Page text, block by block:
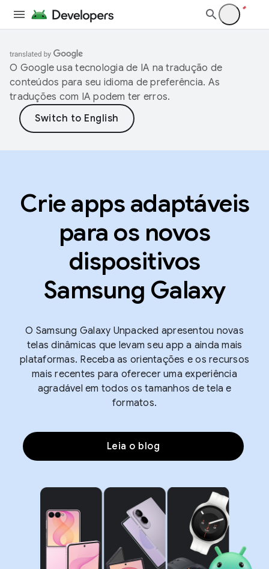
O Google usa tecnologia de IA na tradução de
conteúdos para seu idioma de preferência. As
traduções com IA podem ter erros.
Crie apps adaptáveis
para os novos
dispositivos
Samsung Galaxy
O Samsung Galaxy Unpacked apresentou novas
telas dinâmicas que levam seu app a ainda mais
plataformas. Receba as orientações e os recursos
mais recentes para oferecer uma experiência
agradável em todos os tamanhos de tela e
formatos.
Leia o blog